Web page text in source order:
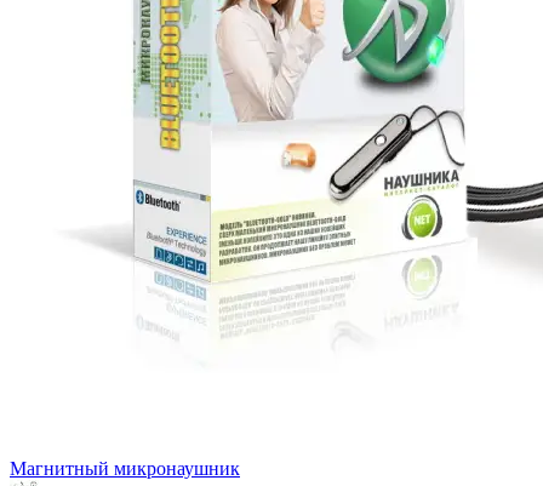
Магнитный микронаушник